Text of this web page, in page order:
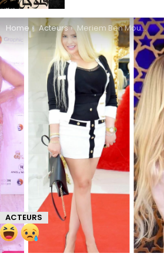
You are here:
Home Acteurs Meriem Ben Moulehem Wiki , Biographie, Age, Taille, Mariage, Contact & Informations
ACTEURS